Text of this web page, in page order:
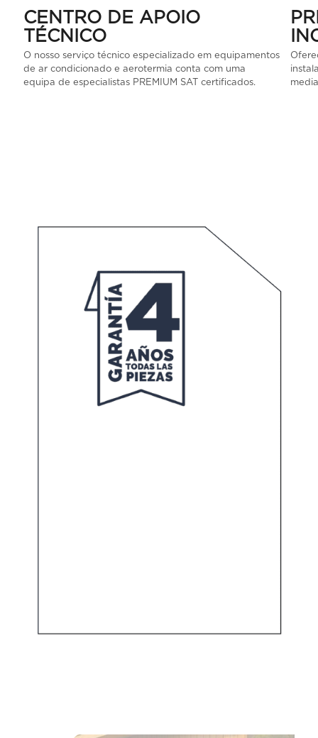
CENTRO DE APOIO
TÉCNICO
O nosso serviço técnico especializado em equipamentos
de ar condicionado e aerotermia conta com uma
equipa de especialistas PREMIUM SAT certificados.